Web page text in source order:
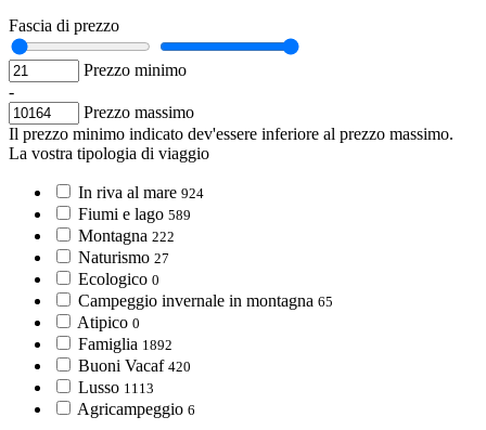
Fascia di prezzo
Prezzo minimo
-
Prezzo massimo
Il prezzo minimo indicato dev'essere inferiore al prezzo massimo.
La vostra tipologia di viaggio
In riva al mare 924
Fiumi e lago 589
Montagna 222
Naturismo 27
Ecologico 0
Campeggio invernale in montagna 65
Atipico 0
Famiglia 1892
Buoni Vacaf 420
Lusso 1113
Agricampeggio 6